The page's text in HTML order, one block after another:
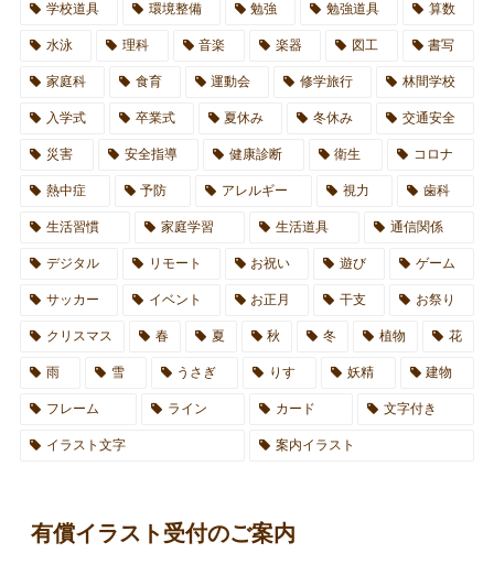
学校道具 環境整備 勉強 勉強道具 算数
水泳 理科 音楽 楽器 図工 書写
家庭科 食育 運動会 修学旅行 林間学校
入学式 卒業式 夏休み 冬休み 交通安全
災害 安全指導 健康診断 衛生 コロナ
熱中症 予防 アレルギー 視力 歯科
生活習慣 家庭学習 生活道具 通信関係
デジタル リモート お祝い 遊び ゲーム
サッカー イベント お正月 干支 お祭り
クリスマス 春 夏 秋 冬 植物 花
雨 雪 うさぎ りす 妖精 建物
フレーム ライン カード 文字付き
イラスト文字 案内イラスト
有償イラスト受付のご案内